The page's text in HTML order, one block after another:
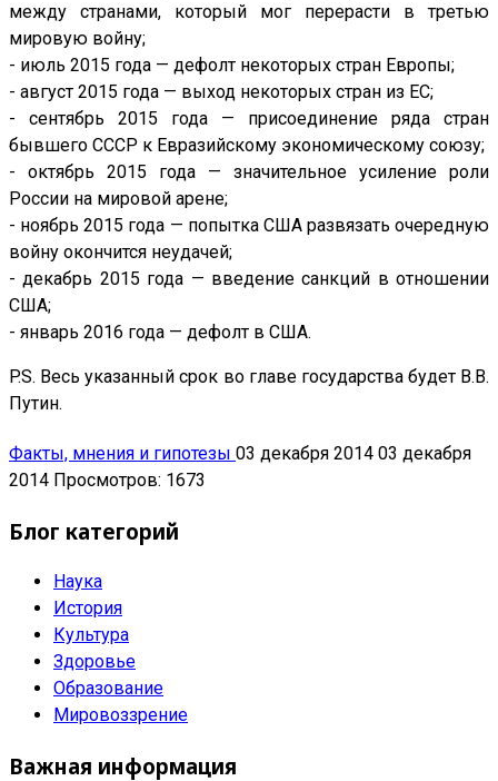
между странами, который мог перерасти в третью
мировую войну;
- июль 2015 года — дефолт некоторых стран Европы;
- август 2015 года — выход некоторых стран из ЕС;
- сентябрь 2015 года — присоединение ряда стран
бывшего СССР к Евразийскому экономическому союзу;
- октябрь 2015 года — значительное усиление роли
России на мировой арене;
- ноябрь 2015 года — попытка США развязать очередную
войну окончится неудачей;
- декабрь 2015 года — введение санкций в отношении
США;
- январь 2016 года — дефолт в США.
P.S. Весь указанный срок во главе государства будет В.В.
Путин.
Факты, мнения и гипотезы 03 декабря 2014 03 декабря
2014 Просмотров: 1673
Блог категорий
Наука
История
Культура
Здоровье
Образование
Мировоззрение
Важная информация